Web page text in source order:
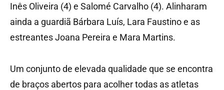
Inês Oliveira (4) e Salomé Carvalho (4). Alinharam
ainda a guardiã Bárbara Luís, Lara Faustino e as
estreantes Joana Pereira e Mara Martins.
Um conjunto de elevada qualidade que se encontra
de braços abertos para acolher todas as atletas